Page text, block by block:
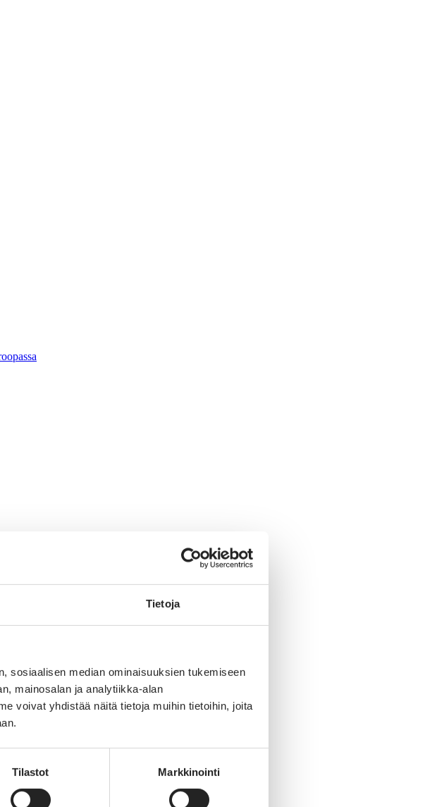
Tietoja
sosiaalisen median ominaisuuksien tukemiseen
mainosalan ja analytiikka-alan
voivat yhdistää näitä tietoja muihin tietoihin, joita
Tilastot Markkinointi